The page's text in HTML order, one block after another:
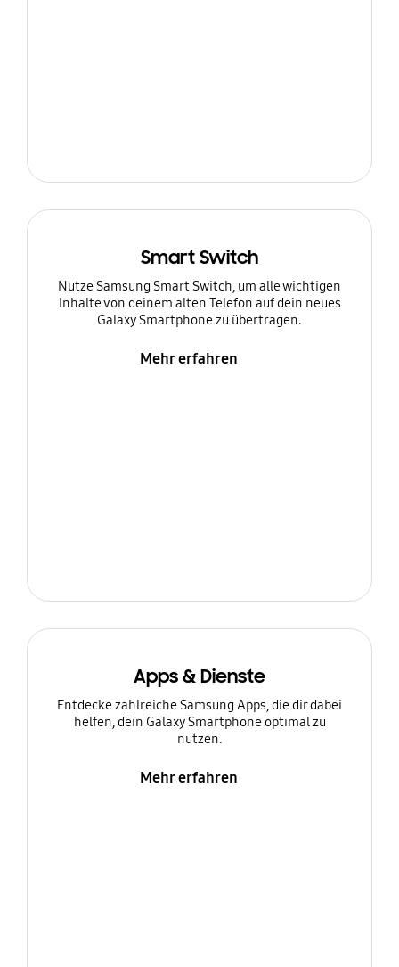
Smart Switch
Nutze Samsung Smart Switch, um alle wichtigen
Inhalte von deinem alten Telefon auf dein neues
Galaxy Smartphone zu übertragen.
Mehr erfahren
Apps & Dienste
Entdecke zahlreiche Samsung Apps, die dir dabei
helfen, dein Galaxy Smartphone optimal zu
nutzen.
Mehr erfahren